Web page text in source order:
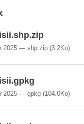
2025 shp.zip(3.2Ko)
2025 gpkg(104.0Ko)